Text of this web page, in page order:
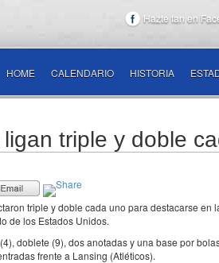
Hazte fan en
HOME CALENDARIO HISTORIA
triple y doble
triple y doble cada uno para destacarse
de los Estados Unidos.
doblete (9), dos anotadas y una base por
frente a Lansing (Atléticos).